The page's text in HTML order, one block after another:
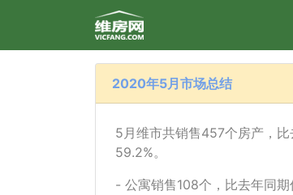
2020年5月市场总结
5月维市共销售457个房产，
59.2%。
- 公寓销售108个，比去年同期